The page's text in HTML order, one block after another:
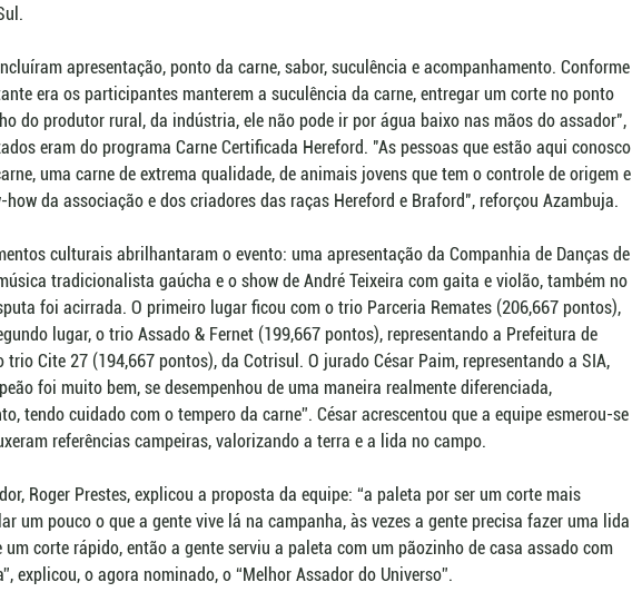
apresentação, ponto da carne, sabor, suculência e acompanhamento. Conforme
era os participantes manterem a suculência da carne, entregar um corte no ponto
do produtor rural, da indústria, ele não pode ir por água baixo nas mãos do assador",
eram do programa Carne Certificada Hereford. "As pessoas que estão aqui conosco
uma carne de extrema qualidade, de animais jovens que tem o controle de origem e
da associação e dos criadores das raças Hereford e Braford", reforçou Azambuja.
culturais abrilhantaram o evento: uma apresentação da Companhia de Danças de
tradicionalista gaúcha e o show de André Teixeira com gaita e violão, também no
foi acirrada. O primeiro lugar ficou com o trio Parceria Remates (206,667 pontos),
lugar, o trio Assado & Fernet (199,667 pontos), representando a Prefeitura de
trio Cite 27 (194,667 pontos), da Cotrisul. O jurado César Paim, representando a SIA,
foi muito bem, se desempenhou de uma maneira realmente diferenciada,
tendo cuidado com o tempero da carne”. César acrescentou que a equipe esmerou-se
referências campeiras, valorizando a terra e a lida no campo.
Roger Prestes, explicou a proposta da equipe: “a paleta por ser um corte mais
um pouco o que a gente vive lá na campanha, às vezes a gente precisa fazer uma lida
um corte rápido, então a gente serviu a paleta com um pãozinho de casa assado com
explicou, o agora nominado, o “Melhor Assador do Universo”.